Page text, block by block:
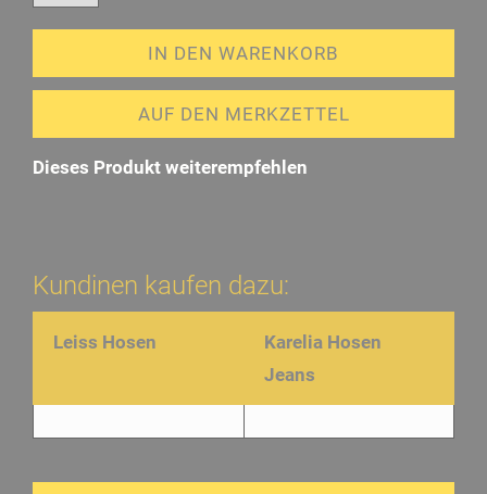
IN DEN WARENKORB
AUF DEN MERKZETTEL
Dieses Produkt weiterempfehlen
Kundinen kaufen dazu:
Leiss Hosen
Karelia Hosen
Jeans